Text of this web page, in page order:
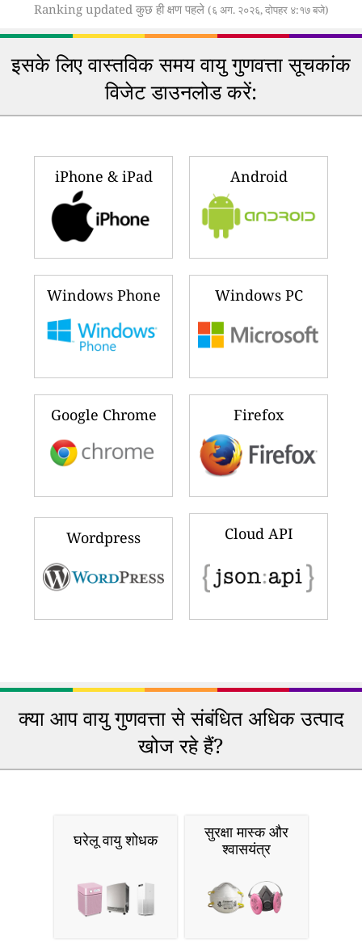
Ranking updated कुछ ही क्षण पहले (६ अग. २०२६, दोपहर ४:१७ बजे)
इसके लिए वास्तविक समय वायु गुणवत्ता सूचकांक
विजेट डाउनलोड करें:
iPhone & iPad Android
Windows Phone Windows PC
Google Chrome Firefox
Wordpress Cloud API
क्या आप वायु गुणवत्ता से संबंधित अधिक उत्पाद
खोज रहे हैं?
घरेलू वायु शोधक
सुरक्षा मास्क और
श्वासयंत्र